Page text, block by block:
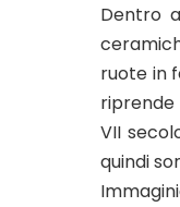
Dentro
ruote in
riprende
VII
quindi